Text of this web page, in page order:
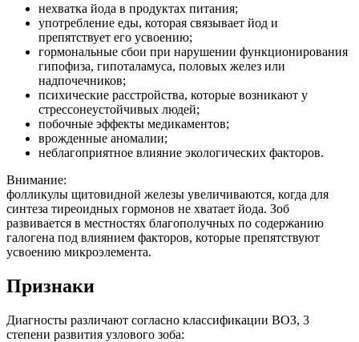
нехватка йода в продуктах питания;
употребление еды, которая связывает йод и
препятствует его усвоению;
гормональные сбои при нарушении функционирования
гипофиза, гипоталамуса, половых желез или
надпочечников;
психические расстройства, которые возникают у
стрессонеустойчивых людей;
побочные эффекты медикаментов;
врожденные аномалии;
неблагоприятное влияние экологических факторов.
Внимание:
фолликулы щитовидной железы увеличиваются, когда для
синтеза тиреоидных гормонов не хватает йода. Зоб
развивается в местностях благополучных по содержанию
галогена под влиянием факторов, которые препятствуют
усвоению микроэлемента.
Признаки
Диагносты различают согласно классификации ВОЗ, 3
степени развития узлового зоба: